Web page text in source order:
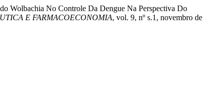
Wolbachia No Controle Da Dengue Na Perspectiva Do
E FARMACOECONOMIA, vol. 9, nº s.1, novembro de